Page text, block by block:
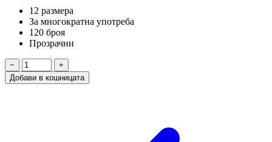
12 размера
За многократна употреба
120 броя
Прозрачни
−
+
Добави в кошницата